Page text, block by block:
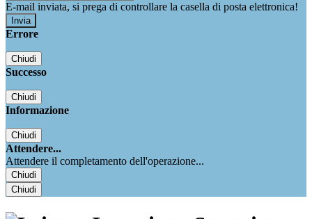
E-mail inviata, si prega di controllare la casella di posta elettronica!
Errore
Chiudi
Successo
Chiudi
Informazione
Chiudi
Attendere...
Attendere il completamento dell'operazione...
Chiudi
Chiudi